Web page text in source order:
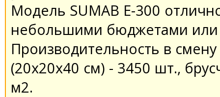
Модель SUMAB E-300
небольшими бюджетами
Производительность в
(20х20х40 см) - 3450 шт.,
м2.